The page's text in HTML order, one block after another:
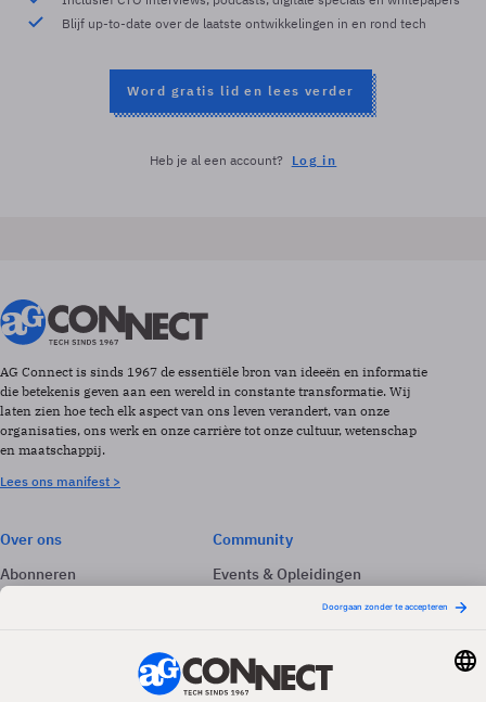
Blijf up-to-date over de laatste ontwikkelingen in en rond tech
Word gratis lid en lees verder
Heb je al een account? Log in
AG Connect is sinds 1967 de essentiële bron van ideeën en informatie
die betekenis geven aan een wereld in constante transformatie. Wij
laten zien hoe tech elk aspect van ons leven verandert, van onze
organisaties, ons werk en onze carrière tot onze cultuur, wetenschap
en maatschappij.
Lees ons manifest >
Over ons
Abonneren
Adverteren
Community
Events & Opleidingen